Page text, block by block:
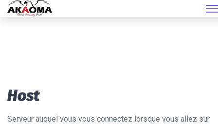
Host
Serveur auquel vous vous connectez lorsque vous allez sur